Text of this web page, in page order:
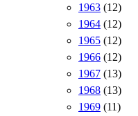
1963 (12)
1964 (12)
1965 (12)
1966 (12)
1967 (13)
1968 (13)
1969 (11)